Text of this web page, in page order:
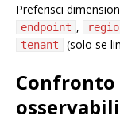
Preferisci
endpoint ,
tenant (solo se